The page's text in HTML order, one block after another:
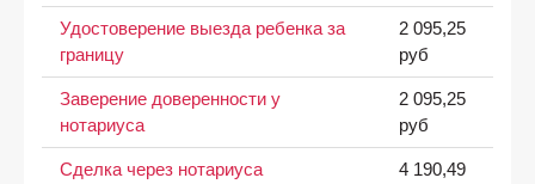
Удостоверение выезда ребенка за
границу
2 095,25
руб
Заверение доверенности у
нотариуса
2 095,25
руб
Сделка через нотариуса
4 190,49